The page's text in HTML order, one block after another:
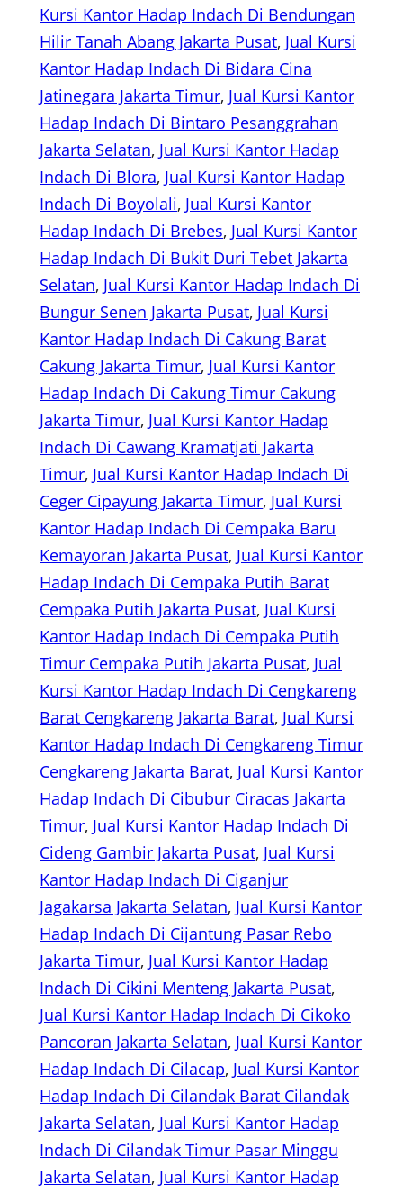
Kursi Kantor Hadap Indach Di Bendungan
Hilir Tanah Abang Jakarta Pusat, Jual Kursi
Kantor Hadap Indach Di Bidara Cina
Jatinegara Jakarta Timur, Jual Kursi Kantor
Hadap Indach Di Bintaro Pesanggrahan
Jakarta Selatan, Jual Kursi Kantor Hadap
Indach Di Blora, Jual Kursi Kantor Hadap
Indach Di Boyolali, Jual Kursi Kantor
Hadap Indach Di Brebes, Jual Kursi Kantor
Hadap Indach Di Bukit Duri Tebet Jakarta
Selatan, Jual Kursi Kantor Hadap Indach Di
Bungur Senen Jakarta Pusat, Jual Kursi
Kantor Hadap Indach Di Cakung Barat
Cakung Jakarta Timur, Jual Kursi Kantor
Hadap Indach Di Cakung Timur Cakung
Jakarta Timur, Jual Kursi Kantor Hadap
Indach Di Cawang Kramatjati Jakarta
Timur, Jual Kursi Kantor Hadap Indach Di
Ceger Cipayung Jakarta Timur, Jual Kursi
Kantor Hadap Indach Di Cempaka Baru
Kemayoran Jakarta Pusat, Jual Kursi Kantor
Hadap Indach Di Cempaka Putih Barat
Cempaka Putih Jakarta Pusat, Jual Kursi
Kantor Hadap Indach Di Cempaka Putih
Timur Cempaka Putih Jakarta Pusat, Jual
Kursi Kantor Hadap Indach Di Cengkareng
Barat Cengkareng Jakarta Barat, Jual Kursi
Kantor Hadap Indach Di Cengkareng Timur
Cengkareng Jakarta Barat, Jual Kursi Kantor
Hadap Indach Di Cibubur Ciracas Jakarta
Timur, Jual Kursi Kantor Hadap Indach Di
Cideng Gambir Jakarta Pusat, Jual Kursi
Kantor Hadap Indach Di Ciganjur
Jagakarsa Jakarta Selatan, Jual Kursi Kantor
Hadap Indach Di Cijantung Pasar Rebo
Jakarta Timur, Jual Kursi Kantor Hadap
Indach Di Cikini Menteng Jakarta Pusat
Jual Kursi Kantor Hadap Indach Di Cikoko
Pancoran Jakarta Selatan, Jual Kursi Kantor
Hadap Indach Di Cilacap, Jual Kursi Kantor
Hadap Indach Di Cilandak Barat Cilandak
Jakarta Selatan, Jual Kursi Kantor Hadap
Indach Di Cilandak Timur Pasar Minggu
Jakarta Selatan, Jual Kursi Kantor Hadap